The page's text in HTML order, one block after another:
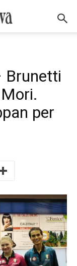
Brunetti
per